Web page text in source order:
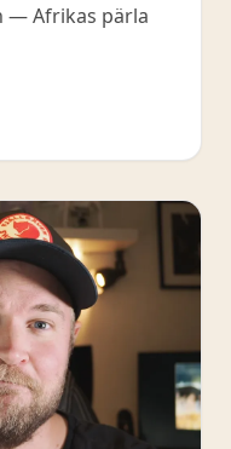
— Afrikas pärla